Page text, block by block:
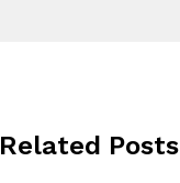
Related Posts